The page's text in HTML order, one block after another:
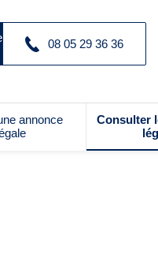
08 05 29 36 36
annonce
Consulter